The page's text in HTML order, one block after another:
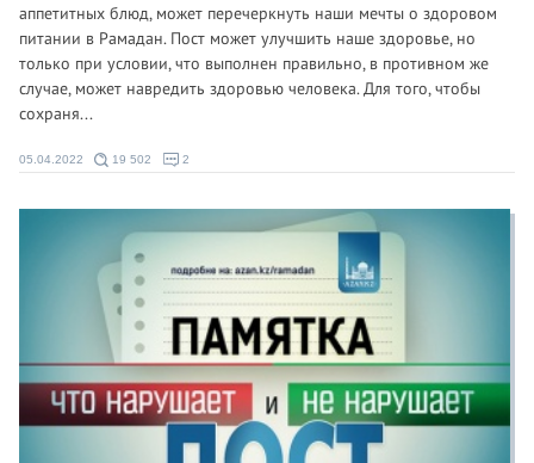
аппетитных блюд, может перечеркнуть наши мечты о здоровом
питании в Рамадан. Пост может улучшить наше здоровье, но
только при условии, что выполнен правильно, в противном же
случае, может навредить здоровью человека. Для того, чтобы
сохраня...
05.04.2022 19 502 2